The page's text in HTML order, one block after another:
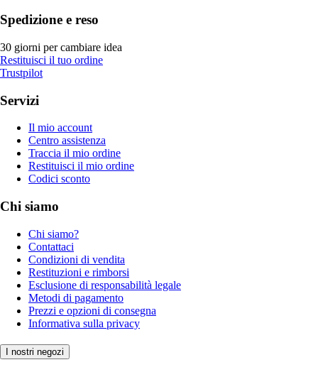
Spedizione e reso
30 giorni per cambiare idea
Restituisci il tuo ordine
Trustpilot
Servizi
Il mio account
Centro assistenza
Traccia il mio ordine
Restituisci il mio ordine
Codici sconto
Chi siamo
Chi siamo?
Contattaci
Condizioni di vendita
Restituzioni e rimborsi
Esclusione di responsabilità legale
Metodi di pagamento
Prezzi e opzioni di consegna
Informativa sulla privacy
I nostri negozi